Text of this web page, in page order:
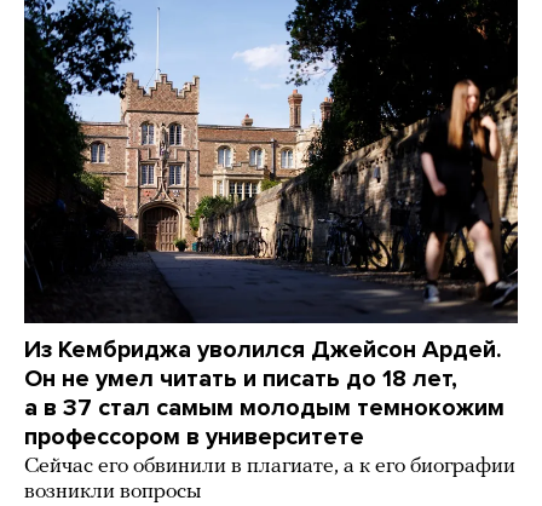
Из Кембриджа уволился Джейсон Ардей.
Он не умел читать и писать до 18 лет,
а в 37 стал самым молодым темнокожим
профессором в университете
Сейчас его обвинили в плагиате, а к его биографии
возникли вопросы